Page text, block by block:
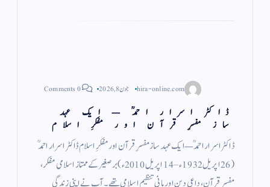
hira-online.com جون 8, 2026 0 Comments
ڈاکٹر اسرار احمدؒ — ایک عہد
ساز مفسرِ قرآن اور مفکرِ اسلام
ڈاکٹر اسرار احمدؒ — ایک عہد ساز مفسرِ قرآن اور مفکرِ اسلام ڈاکٹر اسرار احمدؒ
(26 اپریل 1932ء – 14 اپریل 2010ء) برصغیر کے ممتاز اسلامی مفکر،
مفسرِ قرآن، داعیِ دین اور بانیِ تنظیمِ اسلامی تھے۔ آپ نے اپنی زندگی